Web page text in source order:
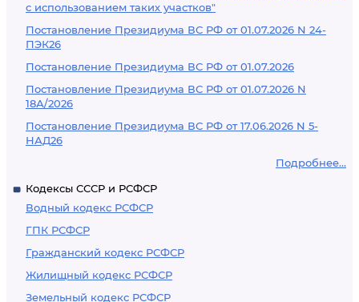
с использованием таких участков"
Постановление Президиума ВС РФ от 01.07.2026 N 24-
ПЭК26
Постановление Президиума ВС РФ от 01.07.2026
Постановление Президиума ВС РФ от 01.07.2026 N
18А/2026
Постановление Президиума ВС РФ от 17.06.2026 N 5-
НАД26
Подробнее...
Кодексы СССР и РСФСР
Водный кодекс РСФСР
ГПК РСФСР
Гражданский кодекс РСФСР
Жилищный кодекс РСФСР
Земельный кодекс РСФСР